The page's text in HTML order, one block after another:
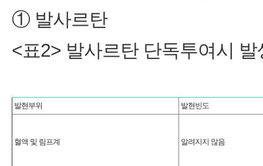
① 발사르탄
<표2> 발사르탄 단독투여시
발현부위 발현빈도
혈액 및 림프계 알려지지 않음